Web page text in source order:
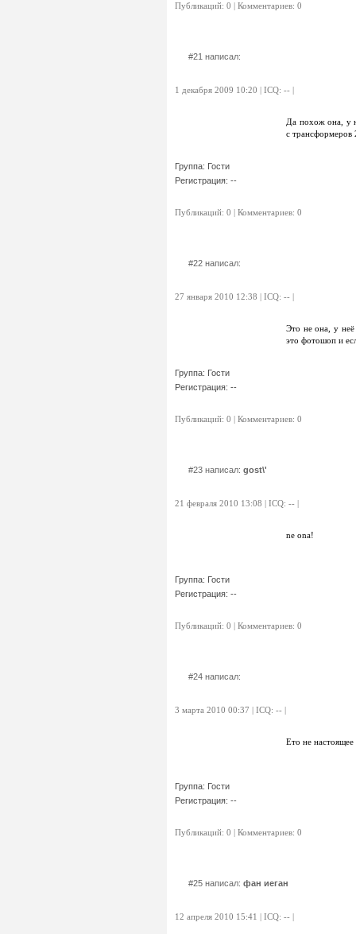
Публикаций: 0 | Комментариев: 0
#21 написал:
1 декабря 2009 10:20 | ICQ: -- |
Группа: Гости
Регистрация: --
Да похож она, у
с трансформеров
Публикаций: 0 | Комментариев: 0
#22 написал:
27 января 2010 12:38 | ICQ: -- |
Группа: Гости
Регистрация: --
Это не она, у неё
это фотошоп и
Публикаций: 0 | Комментариев: 0
#23 написал: gost\'
21 февраля 2010 13:08 | ICQ: -- |
Группа: Гости
Регистрация: --
ne ona!
Публикаций: 0 | Комментариев: 0
#24 написал:
3 марта 2010 00:37 | ICQ: -- |
Группа: Гости
Регистрация: --
Ето не
Публикаций: 0 | Комментариев: 0
#25 написал: фан иеган
12 апреля 2010 15:41 | ICQ: -- |